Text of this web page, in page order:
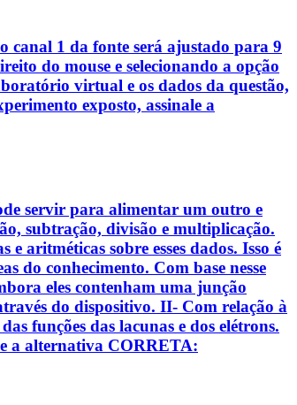
1 da fonte será ajustado para 9
do mouse e selecionando a opção
virtual e os dados da questão,
exposto, assinale a
servir para alimentar um outro e
subtração, divisão e multiplicação.
aritméticas sobre esses dados. Isso é
do conhecimento. Com base nesse
eles contenham uma junção
do dispositivo. II- Com relação à
funções das lacunas e dos elétrons.
a alternativa CORRETA: